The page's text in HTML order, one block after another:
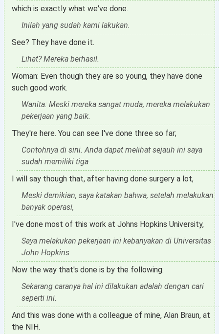
which is exactly what we've done.
Inilah yang sudah kami lakukan.
See? They have done it.
Lihat? Mereka berhasil.
Woman: Even though they are so young, they have done
such good work.
Wanita: Meski mereka sangat muda, mereka melakukan
pekerjaan yang baik.
They're here. You can see I've done three so far;
Contohnya di sini. Anda dapat melihat sejauh ini saya
sudah memiliki tiga
I will say though that, after having done surgery a lot,
Meski demikian, saya katakan bahwa, setelah melakukan
banyak operasi,
I've done most of this work at Johns Hopkins University,
Saya melakukan pekerjaan ini kebanyakan di Universitas
John Hopkins
Now the way that's done is by the following.
Sekarang caranya hal ini dilakukan adalah dengan cari
seperti ini.
And this was done with a colleague of mine, Alan Braun, at
the NIH.